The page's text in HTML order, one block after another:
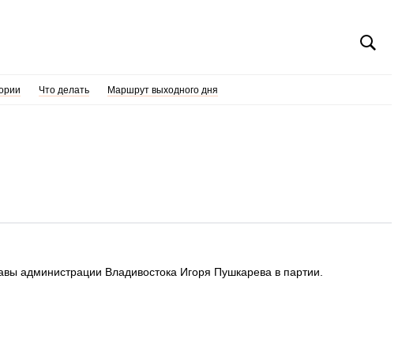
Что делать Маршрут выходного дня
администрации Владивостока Игоря Пушкарева в партии.